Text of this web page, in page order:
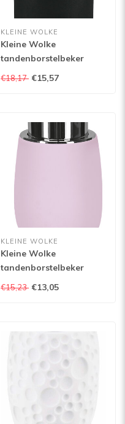
KLEINE WOLKE
Kleine Wolke
tandenborstelbeker
Deep
€18,17 €15,57
KLEINE WOLKE
Kleine Wolke
tandenborstelbeker
Eclipse
€15,23 €13,05